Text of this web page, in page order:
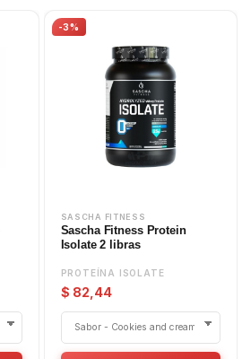
-3%
SASCHA FITNESS
Sascha Fitness Protein
Isolate 2 libras
PROTEÍNA ISOLATE
$ 82,44